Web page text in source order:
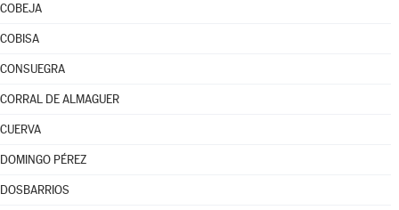
COBEJA
COBISA
CONSUEGRA
CORRAL DE ALMAGUER
CUERVA
DOMINGO PÉREZ
DOSBARRIOS